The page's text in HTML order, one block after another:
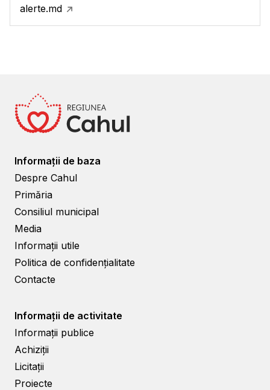
alerte.md
Informații de baza
Despre Cahul
Primăria
Consiliul municipal
Media
Informații utile
Politica de confidențialitate
Contacte
Informații de activitate
Informații publice
Achiziții
Licitații
Proiecte